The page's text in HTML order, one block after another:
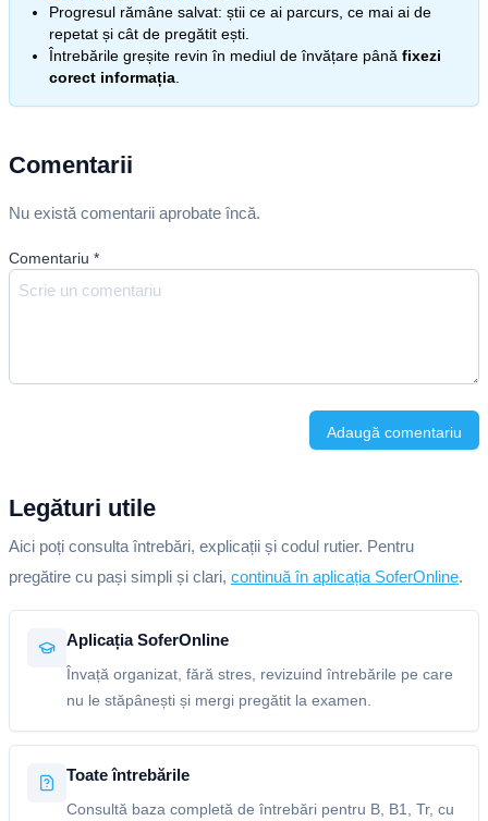
Progresul rămâne salvat: știi ce ai parcurs, ce mai ai de
repetat și cât de pregătit ești.
Întrebările greșite revin în mediul de învățare până fixezi
corect informația
Comentarii
Nu există comentarii aprobate încă.
Comentariu *
Adaugă comentariu
Legături utile
Aici poți consulta întrebări, explicații și codul rutier. Pentru
pregătire cu pași simpli și clari, continuă în aplicația SoferOnline.
Aplicația SoferOnline
Învață organizat, fără stres, revizuind întrebările pe care
nu le stăpânești și mergi pregătit la examen.
Toate întrebările
Consultă baza completă de întrebări pentru B, B1, Tr, cu